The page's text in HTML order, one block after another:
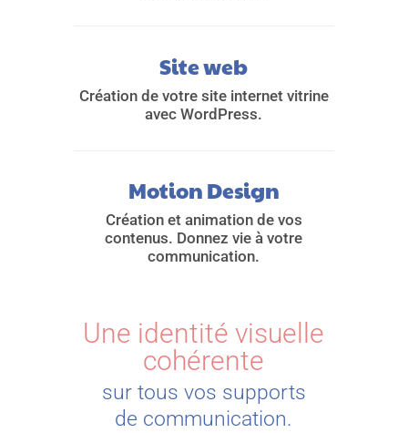
Site web
Création de votre site internet vitrine
avec WordPress.
Motion Design
Création et animation de vos
contenus. Donnez vie à votre
communication.
Une identité visuelle
cohérente
sur tous vos supports
de communication.